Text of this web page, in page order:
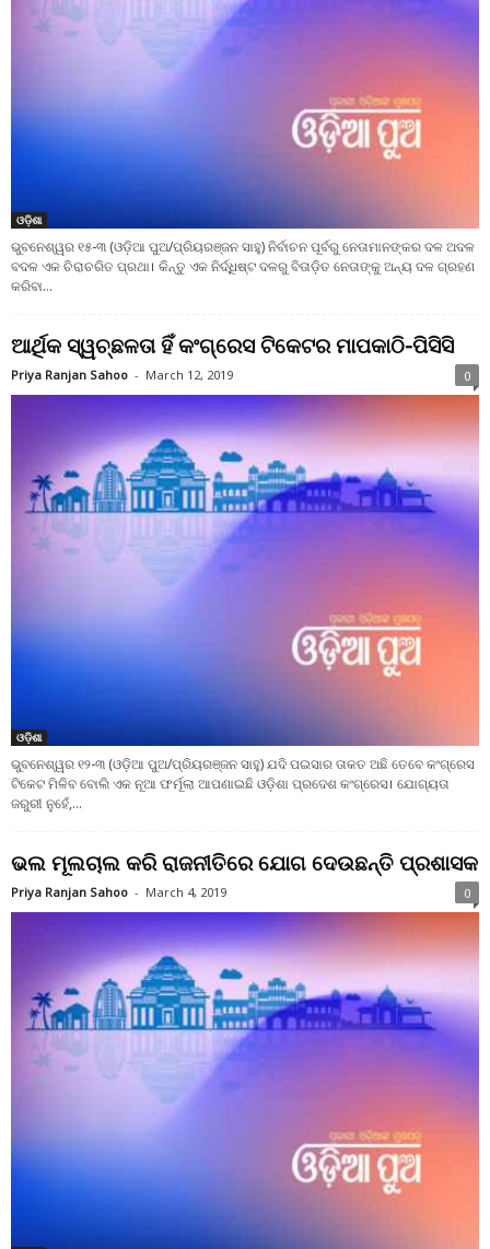
ଓଡ଼ିଶା
ଭୁବନେଶ୍ୱର ୧୫-୩ (ଓଡ଼ିଆ ପୁଅ/ପ୍ରିୟରଞ୍ଜନ ସାହୁ) ନିର୍ବାଚନ ପୂର୍ବରୁ ନେତାମାନଙ୍କର ଦଳ ଅଦଳ
ବଦଳ ଏକ ଚିରାଚରିତ ପ୍ରଥା। କିନ୍ତୁ ଏକ ନିର୍ଦ୍ଧିଷ୍ଟ ଦଳରୁ ବିତାଡ଼ିତ ନେତାଙ୍କୁ ଅନ୍ୟ ଦଳ ଗ୍ରହଣ
କରିବା...
ଆର୍ଥିକ ସ୍ୱଚ୍ଛଳତା ହିଁ କଂଗ୍ରେସ ଟିକେଟର ମାପକାଠି-ପିସିସି
Priya Ranjan Sahoo - March 12, 2019 0
ଓଡ଼ିଶା
ଭୁବନେଶ୍ୱର ୧୨-୩ (ଓଡ଼ିଆ ପୁଅ/ପ୍ରିୟରଞ୍ଜନ ସାହୁ) ଯଦି ପଇସାର ତାକତ ଅଛି ତେବେ କଂଗ୍ରେସ
ଟିକେଟ ମିଳିବ ବୋଲି ଏକ ନୂଆ ଫର୍ମୂଲା ଆପଣାଇଛି ଓଡ଼ିଶା ପ୍ରଦେଶ କଂଗ୍ରେସ। ଯୋଗ୍ୟତା
ଜରୁରୀ ନୁହେଁ,...
ଭଲ ମୂଲଚାଲ କରି ରାଜନୀତିରେ ଯୋଗ ଦେଉଛନ୍ତି ପ୍ରଶାସକ
Priya Ranjan Sahoo - March 4, 2019 0